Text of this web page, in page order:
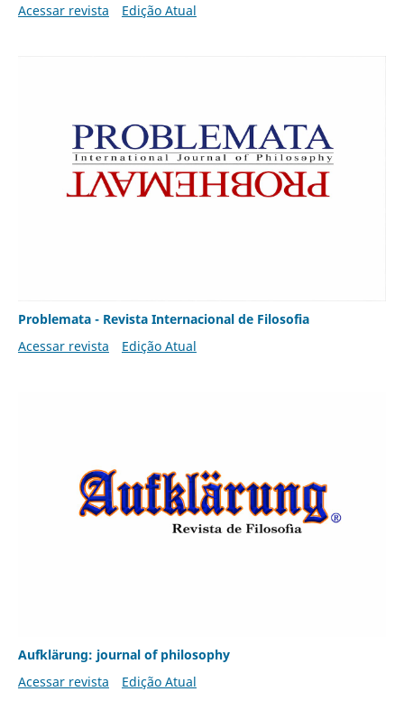
Acessar revista
Edição Atual
Problemata - Revista Internacional de Filosofia
Acessar revista
Edição Atual
Aufklärung: journal of philosophy
Acessar revista
Edição Atual